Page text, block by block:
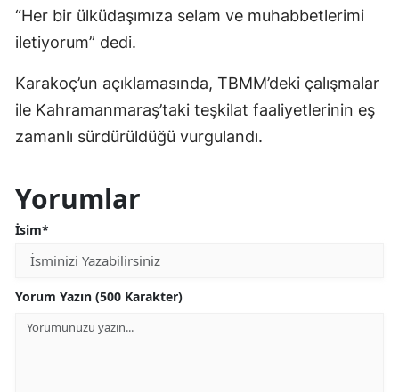
“Her bir ülküdaşımıza selam ve muhabbetlerimi
iletiyorum” dedi.
Karakoç’un açıklamasında, TBMM’deki çalışmalar
ile Kahramanmaraş’taki teşkilat faaliyetlerinin eş
zamanlı sürdürüldüğü vurgulandı.
Yorumlar
İsim*
Yorum Yazın (500 Karakter)